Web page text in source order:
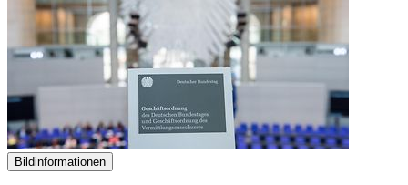
Bildinformationen